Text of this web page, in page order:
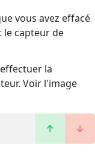
vous avez effacé
capteur de
la
Voir l'image